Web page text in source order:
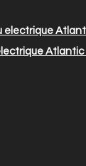
Atlantic